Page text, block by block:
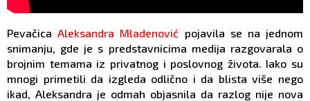
PevačicaAleksandra Mladenović pojavila se na jednom
snimanju, gde je s predstavnicima medija razgovarala o
brojnim temama iz privatnog i poslovnog života. Iako su
mnogi primetili da izgleda odlično i da blista više nego
ikad, Aleksandra je odmah objasnila da razlog nije nova